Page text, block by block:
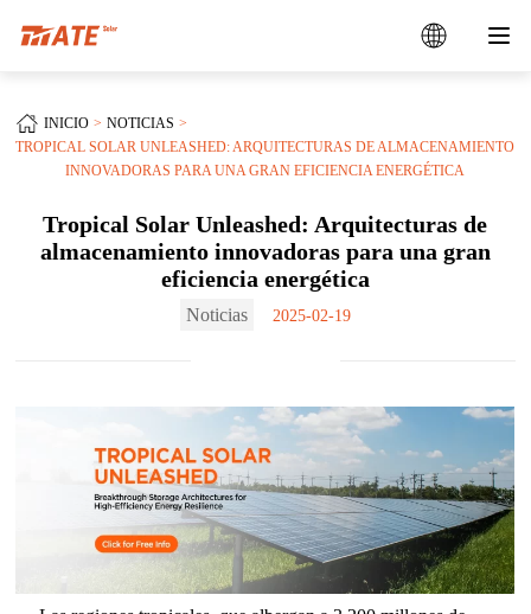
INICIO
NOTICIAS
TROPICAL SOLAR UNLEASHED: ARQUITECTURAS DE ALMACENAMIENTO
INNOVADORAS PARA UNA GRAN EFICIENCIA ENERGÉTICA
Tropical Solar Unleashed: Arquitecturas de
almacenamiento innovadoras para una gran
eficiencia energética
Noticias 2025-02-19